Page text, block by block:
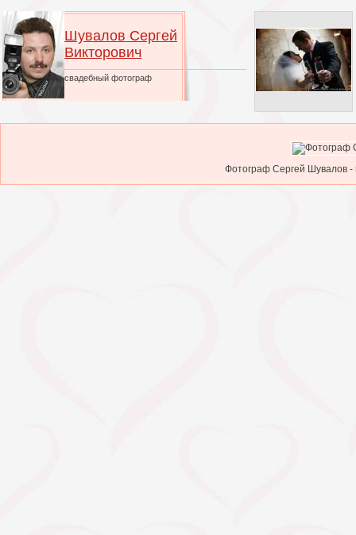
Шувалов Сергей
Викторович
свадебный фотограф
Фотограф Сергей Шувалов -